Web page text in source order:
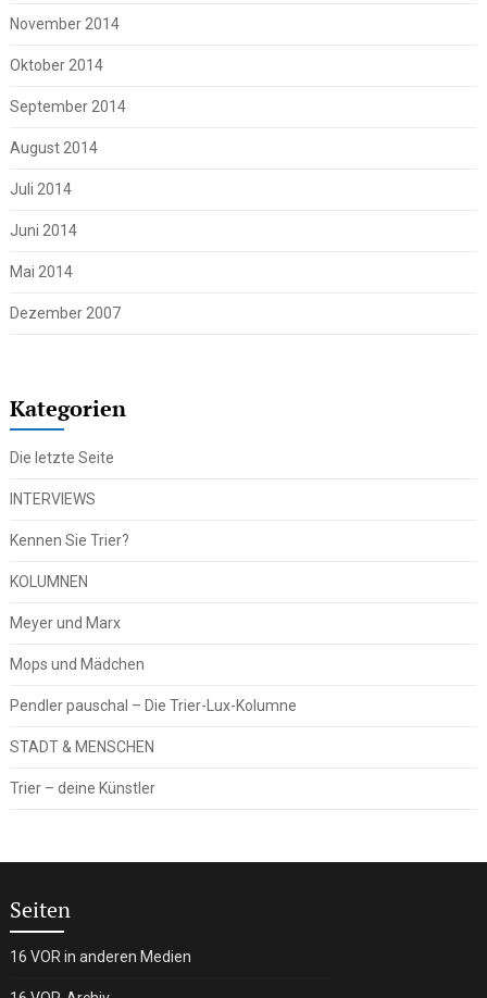
November 2014
Oktober 2014
September 2014
August 2014
Juli 2014
Juni 2014
Mai 2014
Dezember 2007
Kategorien
Die letzte Seite
INTERVIEWS
Kennen Sie Trier?
KOLUMNEN
Meyer und Marx
Mops und Mädchen
Pendler pauschal – Die Trier-Lux-Kolumne
STADT & MENSCHEN
Trier – deine Künstler
Seiten
16 VOR in anderen Medien